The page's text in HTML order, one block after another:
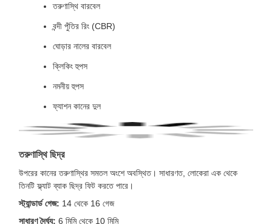
তরুণাস্থি বারবেল
বন্দী পুঁতির রিং (CBR)
ঘোড়ার নালের বারবেল
ক্লিকিং হুপস
নমনীয় হুপস
ফ্যাশন কানের দুল
তরুণাস্থি ছিদ্র
উপরের কানের তরুণাস্থির সমতল অংশে অবস্থিত। সাধারণত, লোকেরা এক থেকে
তিনটি ফ্ল্যাট ব্যাক ছিদ্র ফিট করতে পারে।
স্ট্যান্ডার্ড গেজ: 14 থেকে 16 গেজ
সাধারণ দৈর্ঘ্য: 6 মিমি থেকে 10 মিমি